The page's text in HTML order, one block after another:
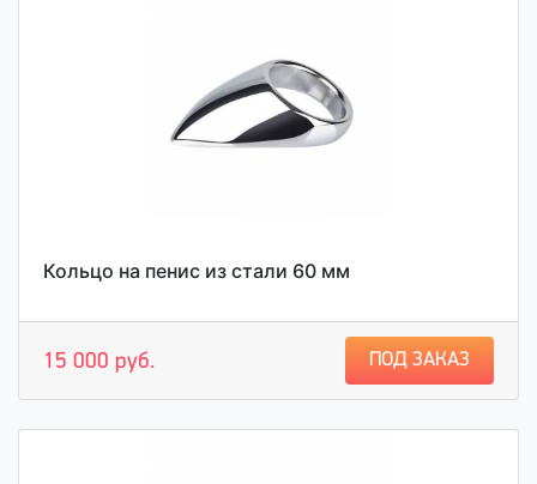
Кольцо на пенис из стали 60 мм
15 000 руб. ПОД ЗАКАЗ